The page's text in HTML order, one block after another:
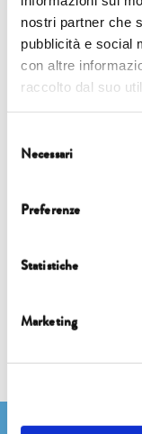
nostri partner che
pubblicità e social
con altre
raccolto dal suo
delNecessari
Preferenze
Statistiche
Marketing